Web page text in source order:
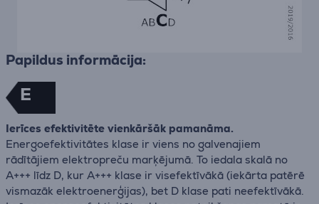
Papildus informācija:
E
Ierīces efektivitēte vienkāršāk pamanāma.
Energoefektivitātes klase ir viens no galvenajiem
rādītājiem elektropreču marķējumā. To iedala skalā no
A+++ līdz D, kur A+++ klase ir visefektīvākā (iekārta patērē
vismazāk elektroenerģijas), bet D klase pati neefektīvākā.